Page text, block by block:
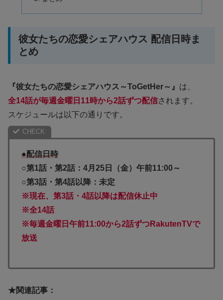
彼女たちの恋愛シェアハウス 配信日時ま
とめ
『彼女たちの恋愛シェアハウス～ToGetHer～』 は、
全14話が毎週金曜日11時から2話ずつ配信されます。
スケジュールは以下の通りです。
●配信日時
○第1話・第2話：4月25日（金）午前11:00～
○第3話・第4話以降：未定
※現在、第3話・4話以降は配信休止中
※全14話
※毎週金曜日午前11:00から2話ずつRakutenTVで
放送
★関連記事：